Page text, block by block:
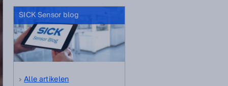
SICK Sensor blog
Alle artikelen